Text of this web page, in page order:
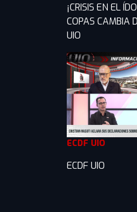
¡CRISIS EN EL
COPAS CAMBIA
UIO
ECDF UIO
ECDF UIO